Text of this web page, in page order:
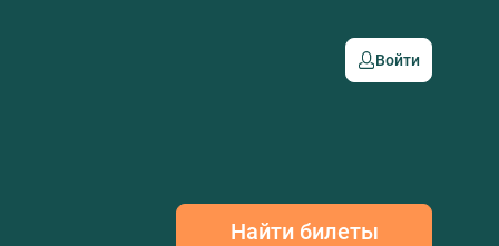
Войти
Найти билеты